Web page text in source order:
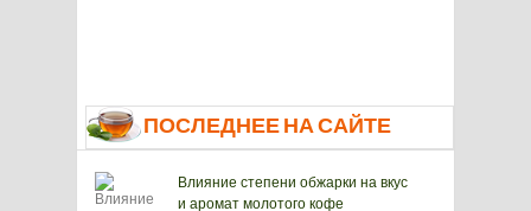
ПОСЛЕДНЕЕ НА САЙТЕ
Влияние степени обжарки на вкус
и аромат молотого кофе